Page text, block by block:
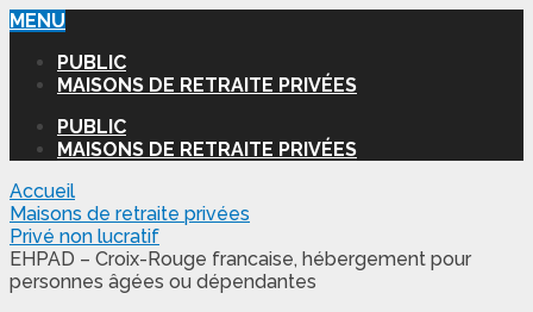
MENU
PUBLIC
MAISONS DE RETRAITE PRIVÉES
PUBLIC
MAISONS DE RETRAITE PRIVÉES
Accueil
Maisons de retraite privées
Privé non lucratif
EHPAD – Croix-Rouge francaise, hébergement pour
personnes âgées ou dépendantes